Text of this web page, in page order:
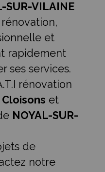
SUR-VILAINE
rénovation,
et
rapidement
ses services.
rénovation
Cloisons et
NOYAL-SUR-
de
notre